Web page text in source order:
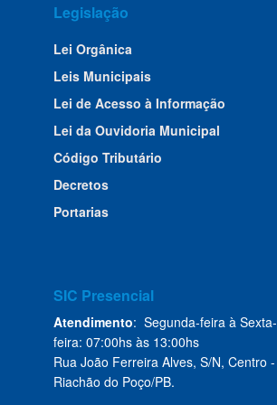
Legislação
Lei Orgânica
Leis Municipais
Lei de Acesso à Informação
Lei da Ouvidoria Municipal
Código Tributário
Decretos
Portarias
SIC Presencial
Atendimento: Segunda-feira à Sexta-
feira: 07:00hs às 13:00hs
Rua João Ferreira Alves, S/N, Centro -
Riachão do Poço/PB.